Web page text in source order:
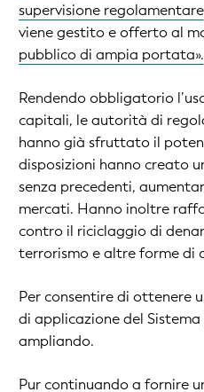
supervisione regolamentare
viene gestito e offerto al
pubblico di ampia portata».
Rendendo obbligatorio
capitali, le autorità di
hanno già sfruttato il
disposizioni hanno creato
senza precedenti,
mercati. Hanno inoltre
contro il riciclaggio di
terrorismo e altre forme di
Per consentire di ottenere
di applicazione del
ampliando.
Pur continuando a fornire